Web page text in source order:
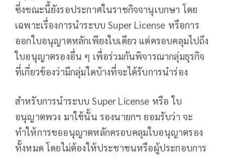
ซึ่งขณะนี้ยังรอประกาศในราชกิจจานุเบกษา โดย
เฉพาะเรื่องการนำระบบ Super License หรือการ
ออกใบอนุญาตหลักเพียงใบเดียว แต่ครอบคลุมไปถึง
ใบอนุญาตรองอื่น ๆ เพื่อร่วมกันพิจารณากลุ่มธุรกิจ
ที่เกี่ยวข้องว่ามีกลุ่มใดบ้างที่จะได้รับการนำร่อง
สำหรับการนำระบบ Super License หรือ ใบ
อนุญาตพวง มาใช้นั้น รองนายกฯ ยอมรับว่า จะ
ทำให้การขออนุญาตหลักครอบคลุมใบอนุญาตรอง
ทั้งหมด โดยไม่ต้องให้ประชาชนหรือผู้ประกอบการ